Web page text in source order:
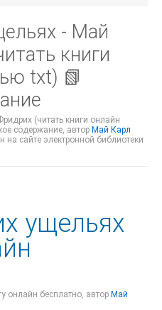
- Май
книги
txt) 📗
(читать книги онлайн
содержание, автор Май Карл
на сайте электронной библиотеки
ущельях
онлайн бесплатно, автор Май